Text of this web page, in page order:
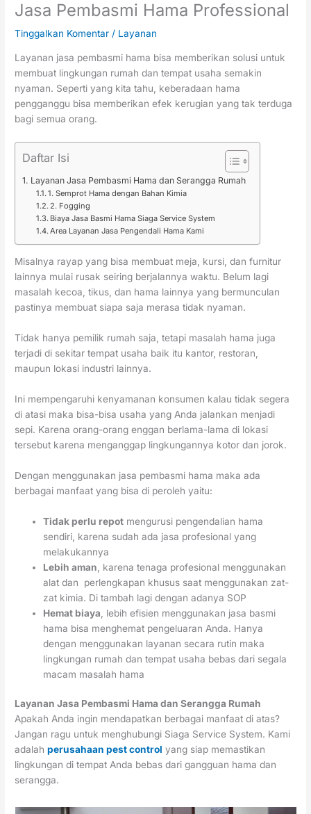
Jasa Pembasmi Hama Professional
Tinggalkan Komentar / Layanan
Layanan jasa pembasmi hama bisa memberikan solusi untuk
membuat lingkungan rumah dan tempat usaha semakin
nyaman. Seperti yang kita tahu, keberadaan hama
pengganggu bisa memberikan efek kerugian yang tak terduga
bagi semua orang.
Daftar Isi
Layanan Jasa Pembasmi Hama dan Serangga Rumah
1. Semprot Hama dengan Bahan Kimia
2. Fogging
Biaya Jasa Basmi Hama Siaga Service System
Area Layanan Jasa Pengendali Hama Kami
Misalnya rayap yang bisa membuat meja, kursi, dan furnitur
lainnya mulai rusak seiring berjalannya waktu. Belum lagi
masalah kecoa, tikus, dan hama lainnya yang bermunculan
pastinya membuat siapa saja merasa tidak nyaman.
Tidak hanya pemilik rumah saja, tetapi masalah hama juga
terjadi di sekitar tempat usaha baik itu kantor, restoran,
maupun lokasi industri lainnya.
Ini mempengaruhi kenyamanan konsumen kalau tidak segera
di atasi maka bisa-bisa usaha yang Anda jalankan menjadi
sepi. Karena orang-orang enggan berlama-lama di lokasi
tersebut karena menganggap lingkungannya kotor dan jorok.
Dengan menggunakan jasa pembasmi hama maka ada
berbagai manfaat yang bisa di peroleh yaitu:
Tidak perlu repot mengurusi pengendalian hama
sendiri, karena sudah ada jasa profesional yang
melakukannya
Lebih aman , karena tenaga profesional menggunakan
alat dan perlengkapan khusus saat menggunakan zat-
zat kimia. Di tambah lagi dengan adanya SOP
Hemat biaya , lebih efisien menggunakan jasa basmi
hama bisa menghemat pengeluaran Anda. Hanya
dengan menggunakan layanan secara rutin maka
lingkungan rumah dan tempat usaha bebas dari segala
macam masalah hama
Layanan Jasa Pembasmi Hama dan Serangga Rumah
Apakah Anda ingin mendapatkan berbagai manfaat di atas?
Jangan ragu untuk menghubungi Siaga Service System. Kami
adalahperusahaan pest control yang siap memastikan
lingkungan di tempat Anda bebas dari gangguan hama dan
serangga.